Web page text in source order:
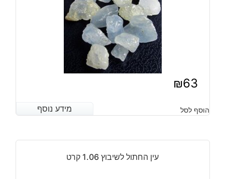
₪63
מידע נוסף הוסף לסל מידע נוסף
עין החתול לשיבוץ 1.06 קרט